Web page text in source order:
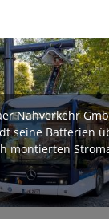
Bild
Nahverkehr
seine Batterien
montierten